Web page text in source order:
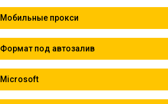
Мобильные прокси
Формат под автозалив
Microsoft